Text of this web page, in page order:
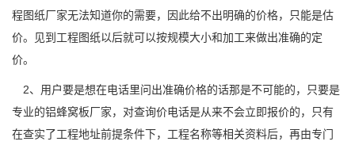
程图纸厂家无法知道你的需要，因此给不出明确的价格，只能是估
价。见到工程图纸以后就可以按规模大小和加工来做出准确的定
价。
2、用户要是想在电话里问出准确价格的话那是不可能的，只要是
专业的铝蜂窝板厂家，对查询价电话是从来不会立即报价的，只有
在查实了工程地址前提条件下，工程名称等相关资料后，再由专门